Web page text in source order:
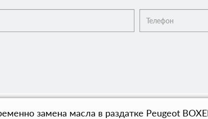
замена масла в раздатке Peugeot